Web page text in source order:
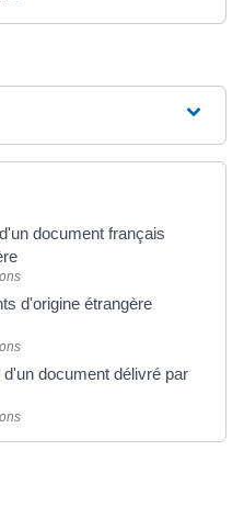
document français
d'origine étrangère
document délivré par